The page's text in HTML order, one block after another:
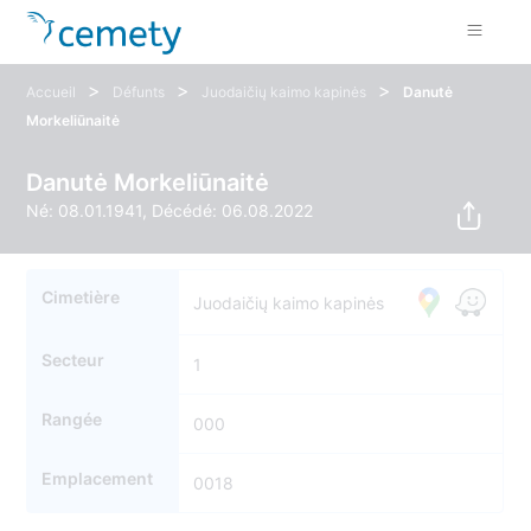
Accueil > Défunts > Juodaičių kaimo kapinės >
Danutė
Morkeliūnaitė
Danutė Morkeliūnaitė
Né: 08.01.1941, Décédé: 06.08.2022
Cimetière Juodaičių kaimo kapinės
Secteur 1
Rangée 000
Emplacement 0018